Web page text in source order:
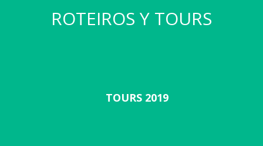
ROTEIROS Y TOURS
TOURS 2019